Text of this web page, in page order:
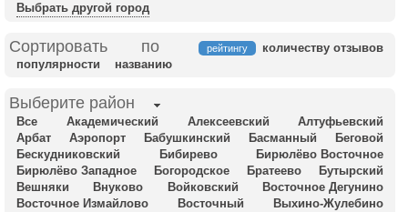
Выбрать другой город
Сортировать по рейтингу
количеству отзывов
популярности
названию
Выберите район
Все Академический Алексеевский
Алтуфьевский
Арбат
Аэропорт Бабушкинский Басманный
Беговой
Бескудниковский
Бибирево
Бирюлёво Восточное
Бирюлёво Западное
Богородское Братеево
Бутырский
Вешняки
Внуково Войковский
Восточное Дегунино
Восточное Измайлово
Восточный
Выхино-Жулебино